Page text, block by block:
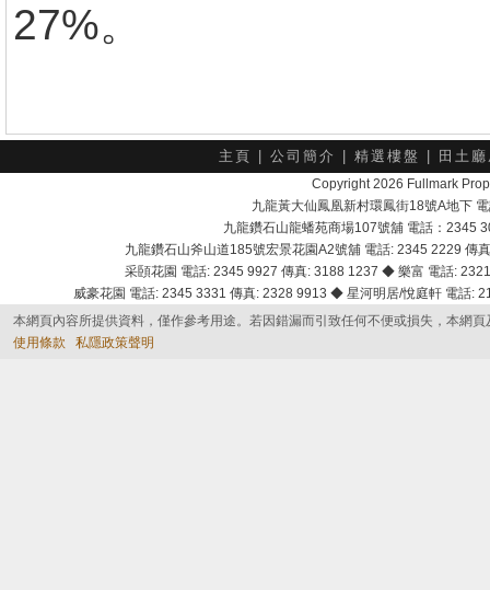
27%。
主頁 公司簡介 精選樓盤 田土
Copyright 2026 Fullmark
九龍黃大仙鳳凰新村環鳳街18號A地下
九龍鑽石山龍蟠苑商場107號舖 電話：2345
九龍鑽石山斧山道185號宏景花園A2號舖 電話: 2345 2229
采頣花園 電話: 2345 9927 傳真: 3188 1237 ◆ 樂富 電話:
威豪花園 電話: 2345 3331 傳真: 2328 9913 ◆ 星河明居/悅庭軒 電話
本網頁內容所提供資料，僅作參考用途。若因錯漏而引致任何不便或損失，本網
使用條款
私隱政策聲明